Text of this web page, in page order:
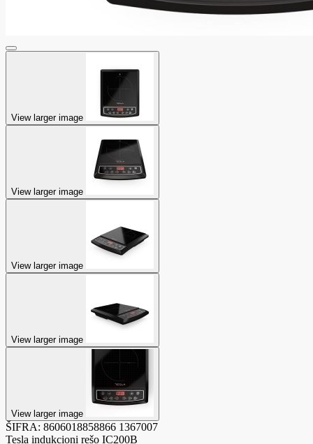
View larger image
View larger image
View larger image
View larger image
View larger image
ŠIFRA: 8606018858866 1367007
Tesla indukcioni rešo IC200B